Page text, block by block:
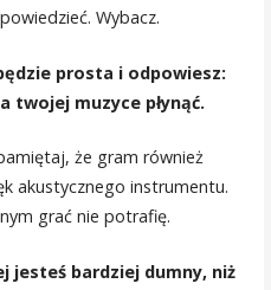
Wybacz.
prosta i odpowiesz:
twojej muzyce płynąć.
że gram również
akustycznego instrumentu.
grać nie potrafię.
jesteś bardziej dumny, niż